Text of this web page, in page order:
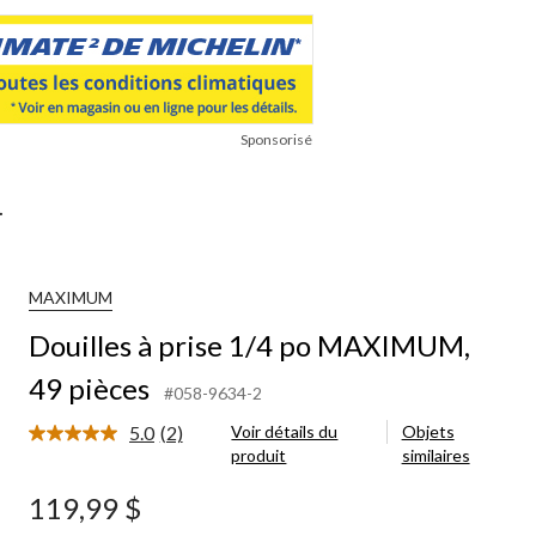
Sponsorisé
MAXIMUM
Douilles à prise 1/4 po MAXIMUM,
49 pièces
#058-9634-2
5.0 Lire
(2)
Voir détails du
produit
Objets
similaires
119,99 $